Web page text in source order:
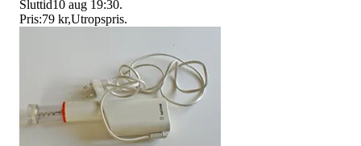
Sluttid10 aug 19:30.
Pris:79 kr,Utropspris.